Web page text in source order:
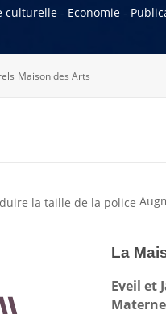
- Economie -
Maison des Arts
La
Eveil et